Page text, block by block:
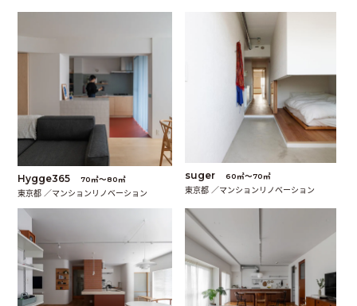
Hygge365 70㎡〜80㎡
東京都 ／マンションリノベーション
suger 60㎡〜70㎡
東京都 ／マンションリノベーション